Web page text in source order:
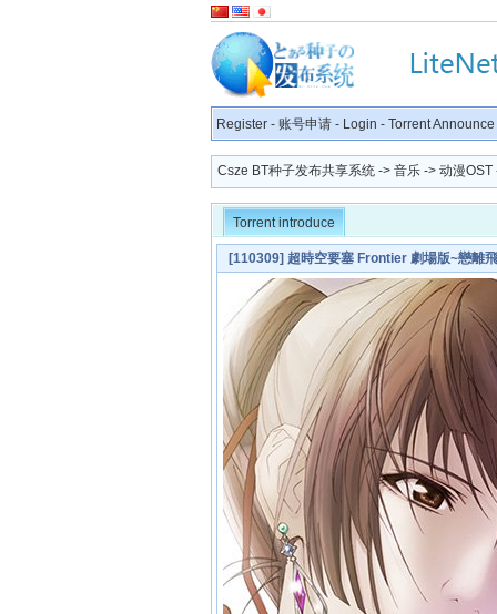
Register - 账号申请 - Login - Torrent Announce
Csze BT种子发布共享系统 -> 音乐 -> 动漫OST
Torrent introduce
[110309] 超時空要塞 Frontier 劇場版~戀離